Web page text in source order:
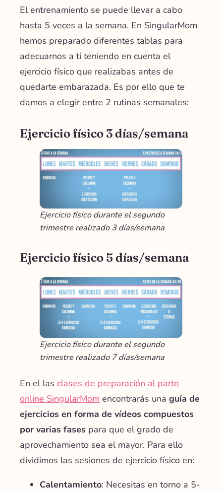
El entrenamiento se puede llevar a cabo
hasta 5 veces a la semana. En SingularMom
hemos preparado diferentes tablas para
adecuarnos a ti teniendo en cuenta el
ejercicio físico que realizabas antes de
quedarte embarazada. Es por ello que te
damos a elegir entre 2 rutinas semanales:
Ejercicio físico 3 días/semana
Ejercicio físico durante el segundo
trimestre realizado 3 días/semana
Ejercicio físico 5 días/semana
Ejercicio físico durante el segundo
trimestre realizado 7 días/semana
En el las clases de preparación al parto
online SingularMom encontrarás una guía de
ejercicios en forma de vídeos compuestos
por varias fases para que el grado de
aprovechamiento sea el mayor. Para ello
dividimos las sesiones de ejercicio físico en:
Calentamiento: Necesitas en torno a 5-